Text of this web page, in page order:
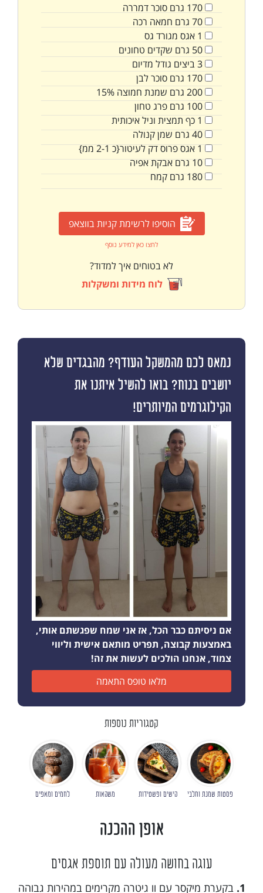
170 גרם סוכר דמררה
70 גרם חמאה רכה
1 אגס מגורד גס
50 גרם שקדים טחונים
3ביצים גודל מדיום
170 גרם סוכר לבן
200 גרם שמנת חמוצה 15%
100 גרם פרג טחון
1 כף תמצית וניל איכותית
40 גרם שמן קנולה
1 אגס פרוס דק לעיטור{כ 2-1 ממ}
10 גרם אבקת אפיה
180 גרם קמח
הוסיפו לרשימת קניות בווצאפ
לחצו כאן למידע נוסף
לא בטוחים איך למדוד?
לוח מידות ומשקלות
נמאס לכם מהמשקל העודף? מהבגדים שלא
יושבים בנוח? בואו להשיל איתנו את
הקילוגרמים המיותרים!
אם ניסיתם כבר הכל, אז אני שמח שפגשתם אותי,
באמצעות קבוצה, תפריט מותאם אישית וליווי
צמוד, אנחנו הולכים לעשות את זה!
מלאו טופס התאמה
קטגוריות נוספות
פסטות שמנת וחלבי קישים ופשטידות משקאות לחמים ומאפים
אופן ההכנה
עוגה בחושה מעולה עם תוספת אגסים
1. בקערת מיקסר עם וו גיטרה מקרימים במהירות גבוהה